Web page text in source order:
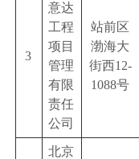
3
意达
工程
项目
管理
有限
责任
公司
站前区
渤海大
街西12-
1088号
北京